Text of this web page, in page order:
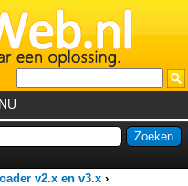
v2.x en v3.x ›